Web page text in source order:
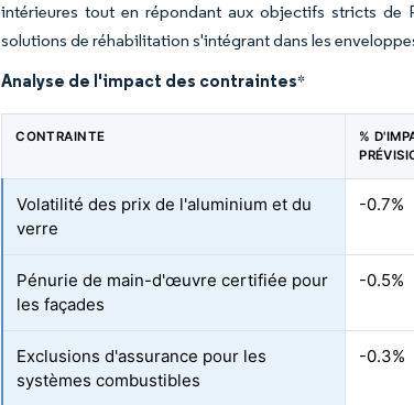
intérieures tout en répondant aux objectifs stricts de
solutions de réhabilitation s'intégrant dans les
Analyse de l'impact des contraintes*
CONTRAINTE
%
Volatilité des prix de l'aluminium et du
verre
-0.7%
Pénurie de main-d'œuvre certifiée pour
les façades
-0.5%
Exclusions d'assurance pour les
systèmes combustibles
-0.3%